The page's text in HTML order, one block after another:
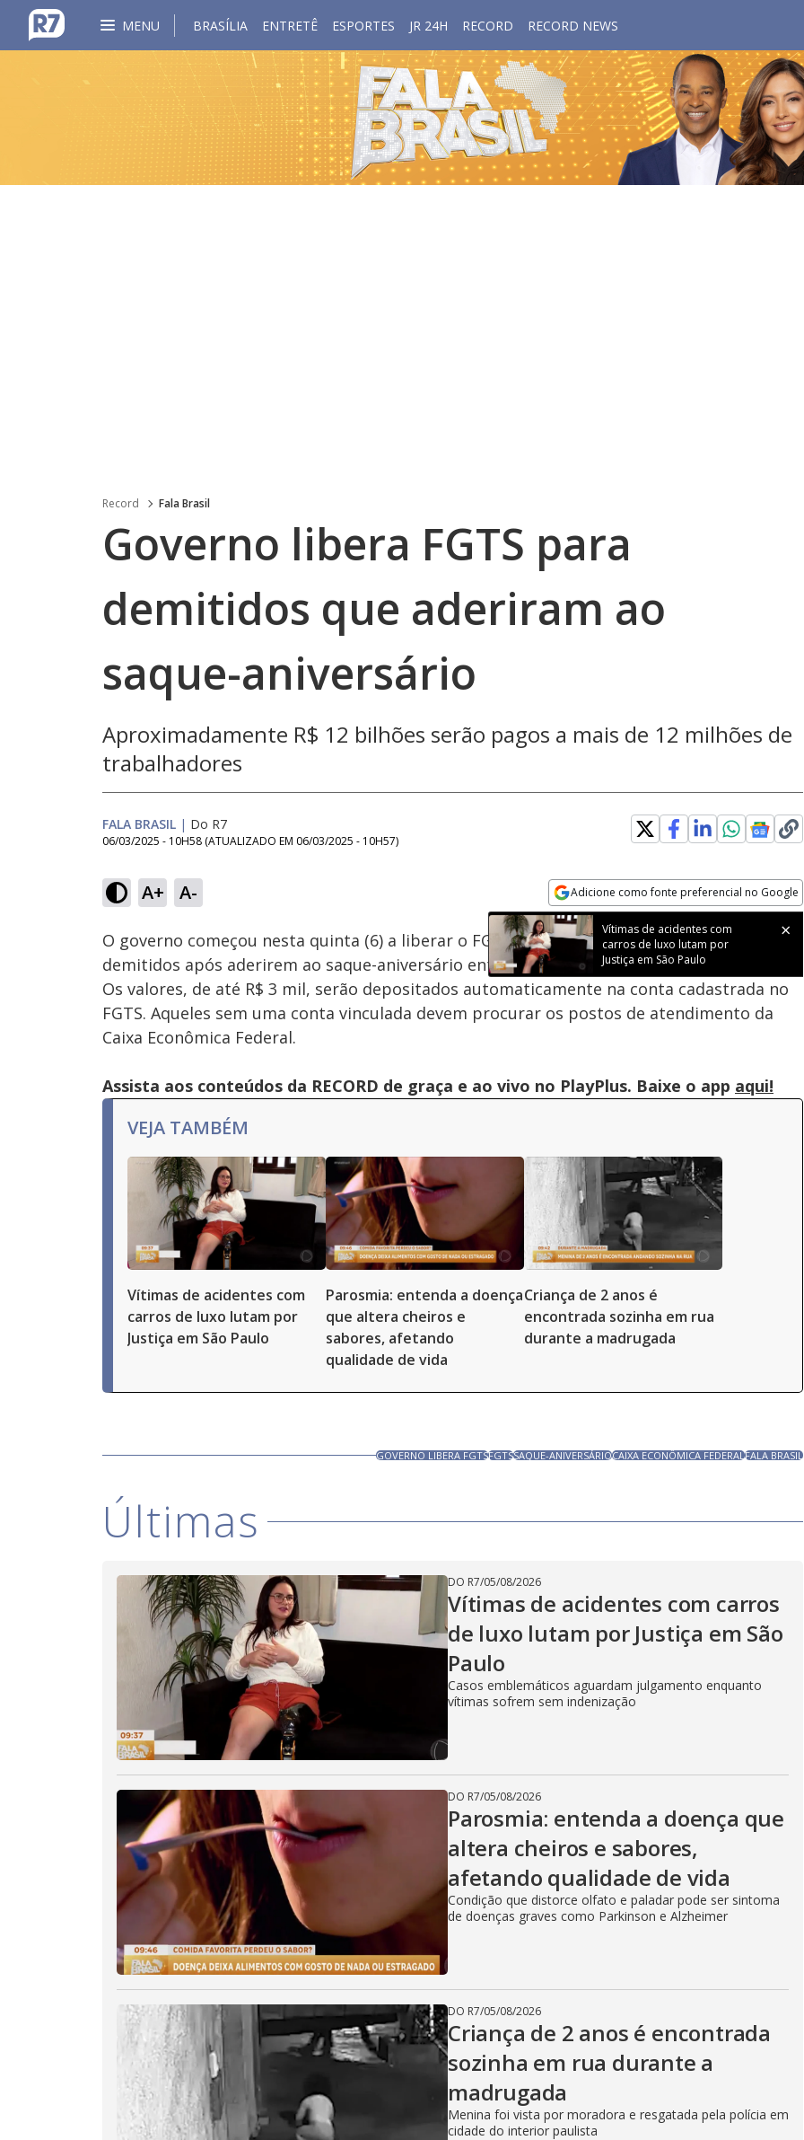
MENU BRASÍLIA ENTRETÊ ESPORTES JR 24H RECORD RECORD NEWS
Record Fala Brasil
Governo libera FGTS para
demitidos que aderiram ao
saque-aniversário
Aproximadamente R$ 12 bilhões serão pagos a mais de 12 milhões de
trabalhadores
FALA BRASIL | Do R7
06/03/2025 - 10H58 (ATUALIZADO EM 06/03/2025 - 10H57)
A+ A- Adicione como fonte preferencial no Google
Opens in new window
Vítimas de acidentes com
carros de luxo lutam por
Justiça em São Paulo
Ativar
Som
Velocidade
O governo começou nesta quinta (6) a liberar o FGTS para trabalhadores que foram
demitidos após aderirem ao saque-aniversário entre janeiro de 2020 e fevereiro de 2025.
Os valores, de até R$ 3 mil, serão depositados automaticamente na conta cadastrada no
FGTS. Aqueles sem uma conta vinculada devem procurar os postos de atendimento da
Caixa Econômica Federal.
Assista aos conteúdos da RECORD de graça e ao vivo no PlayPlus. Baixe o app aqui!
VEJA TAMBÉM
Vítimas de acidentes com
carros de luxo lutam por
Justiça em São Paulo
Parosmia: entenda a doença
que altera cheiros e
sabores, afetando
qualidade de vida
Criança de 2 anos é
encontrada sozinha em rua
durante a madrugada
GOVERNO LIBERA FGTSFGTSSAQUE-ANIVERSÁRIOCAIXA ECONÔMICA FEDERALFALA BRASIL
Últimas
DO R7/05/08/2026
Vítimas de acidentes com carros
de luxo lutam por Justiça em São
Paulo
Casos emblemáticos aguardam julgamento enquanto
vítimas sofrem sem indenização
DO R7/05/08/2026
Parosmia: entenda a doença que
altera cheiros e sabores,
afetando qualidade de vida
Condição que distorce olfato e paladar pode ser sintoma
de doenças graves como Parkinson e Alzheimer
DO R7/05/08/2026
Criança de 2 anos é encontrada
sozinha em rua durante a
madrugada
Menina foi vista por moradora e resgatada pela polícia em
cidade do interior paulista